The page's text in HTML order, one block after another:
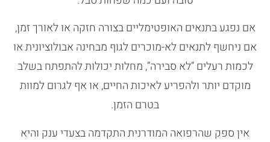
אם נפגע בתנאים האופטימליים בצורה חזקה או לאורך זמן,
אם ניחשף לתנאים לא-מוכרים לגוף מבחינה אבולוציונית או
לכמות רעלים “לא סבירה”, מחלות יכולות להתפתח בשלב
מוקדם יותר ולהפריע לאיכות החיים, או אף לגרום למוות
בטרם הזמן.
אין ספק שהרפואה המודרנית התקדמה בצעדי ענק והיא